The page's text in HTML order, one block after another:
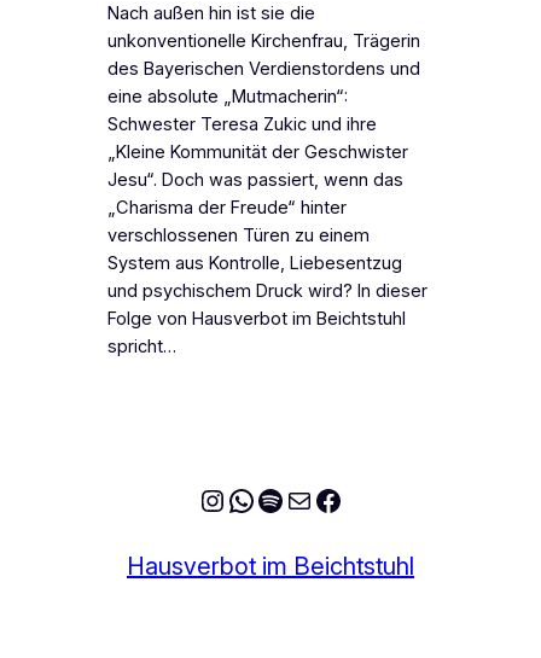
Nach außen hin ist sie die
unkonventionelle Kirchenfrau, Trägerin
des Bayerischen Verdienstordens und
eine absolute „Mutmacherin“:
Schwester Teresa Zukic und ihre
„Kleine Kommunität der Geschwister
Jesu“. Doch was passiert, wenn das
„Charisma der Freude“ hinter
verschlossenen Türen zu einem
System aus Kontrolle, Liebesentzug
und psychischem Druck wird? In dieser
Folge von Hausverbot im Beichtstuhl
spricht…
Instagram
WhatsApp
Spotify
E-MailFacebook
Hausverbot im Beichtstuhl